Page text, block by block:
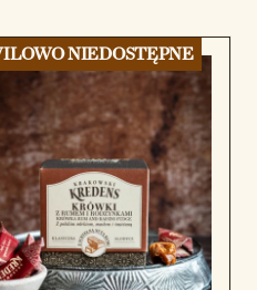
NIEDOSTĘPNE